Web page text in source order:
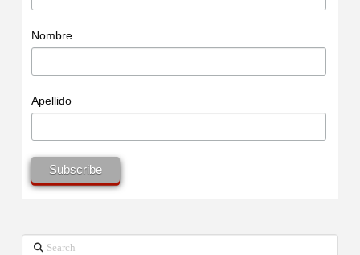
Nombre
Apellido
Search